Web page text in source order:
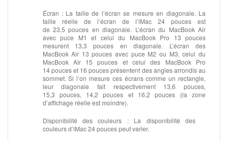
Écran :La taille de l’écran se mesure en diagonale. La
taille réelle de l’écran de l’iMac 24 pouces est
de 23,5 pouces en diagonale. L’écran du MacBook Air
avec puce M1 et celui du MacBook Pro 13 pouces
mesurent 13,3 pouces en diagonale. L’écran des
MacBook Air 13 pouces avec puce M2 ou M3, celui du
MacBook Air 15 pouces et celui des MacBook Pro
14 pouces et 16 pouces présentent des angles arrondis au
sommet. Si l’on mesure ces écrans comme un rectangle,
leur diagonale fait respectivement 13,6 pouces,
15,3 pouces, 14,2 pouces et 16,2 pouces (la zone
d’affichage réelle est moindre).
Disponibilité des couleurs :La disponibilité des
couleurs d’iMac 24 pouces peut varier.